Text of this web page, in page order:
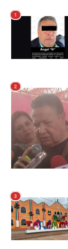
1
2
3